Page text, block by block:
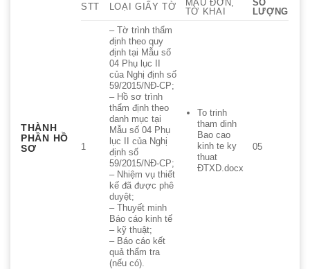
THÀNH
PHẦN HỒ
SƠ
STT LOẠI GIẤY TỜ
MẪU ĐƠN,
TỜ KHAI
SỐ
LƯỢNG
1
– Tờ trình thẩm
định theo quy
định tại Mẫu số
04 Phụ lục II
của Nghị định số
59/2015/NĐ-CP;
– Hồ sơ trình
thẩm định theo
danh mục tại
Mẫu số 04 Phụ
lục II của Nghị
định số
59/2015/NĐ-CP;
– Nhiệm vụ thiết
kế đã được phê
duyệt;
– Thuyết minh
Báo cáo kinh tế
– kỹ thuật;
– Báo cáo kết
quả thẩm tra
(nếu có).
To trinh
tham dinh
Bao cao
kinh te ky
thuat
ĐTXD.docx
05